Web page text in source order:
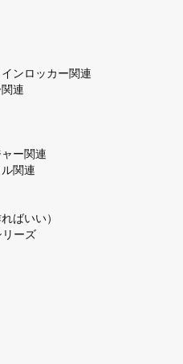
ンロッカー関連
連
ー関連
関連
ばいい）
ーズ